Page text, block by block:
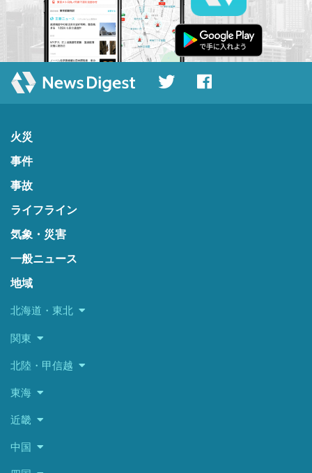
火災
事件
事故
ライフライン
気象・災害
一般ニュース
地域
北海道・東北
関東
北陸・甲信越
東海
近畿
中国